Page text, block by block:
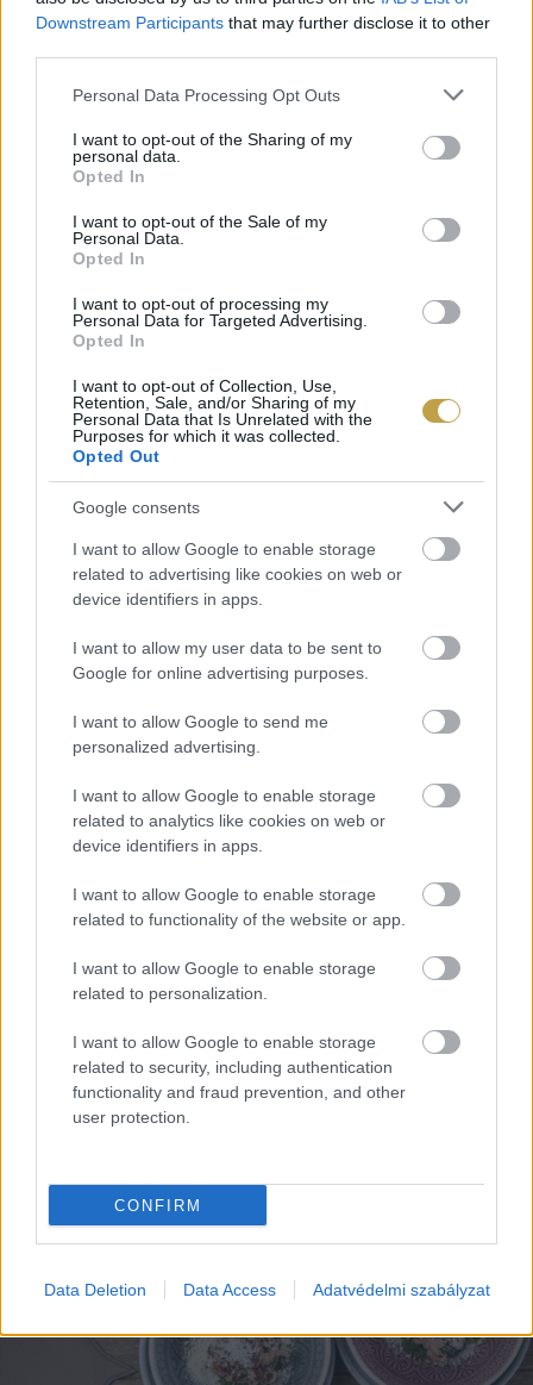
Downstream Participants that may further disclose it to other
Please note that this website/app uses one or more Google
not limited to your visit or usage behaviour. You may click to
grant or deny consent to Google and its third-party tags to
use your data for below specified purposes in below Google
consent section.
Personal Data Processing Opt Outs
I want to opt-out of the Sharing of my
personal data.
Opted In
I want to opt-out of the Sale of my
Personal Data.
Opted In
I want to opt-out of processing my
Personal Data for Targeted Advertising.
Opted In
I want to opt-out of Collection, Use,
Retention, Sale, and/or Sharing of my
Personal Data that Is Unrelated with the
Purposes for which it was collected.
Opted Out
Google consents
I want to allow Google to enable storage
related to advertising like cookies on web or
device identifiers in apps.
I want to allow my user data to be sent to
Google for online advertising purposes.
I want to allow Google to send me
personalized advertising.
I want to allow Google to enable storage
related to analytics like cookies on web or
device identifiers in apps.
I want to allow Google to enable storage
related to functionality of the website or app.
I want to allow Google to enable storage
related to personalization.
I want to allow Google to enable storage
related to security, including authentication
functionality and fraud prevention, and other
user protection.
CONFIRM
Data Deletion Data Access Adatvédelmi szabályzat
múlásával. A maximális hatás érdekében
fogyasszuk el a gyümölcslevet hamar a vásárlás,
illetve a felbontás után.